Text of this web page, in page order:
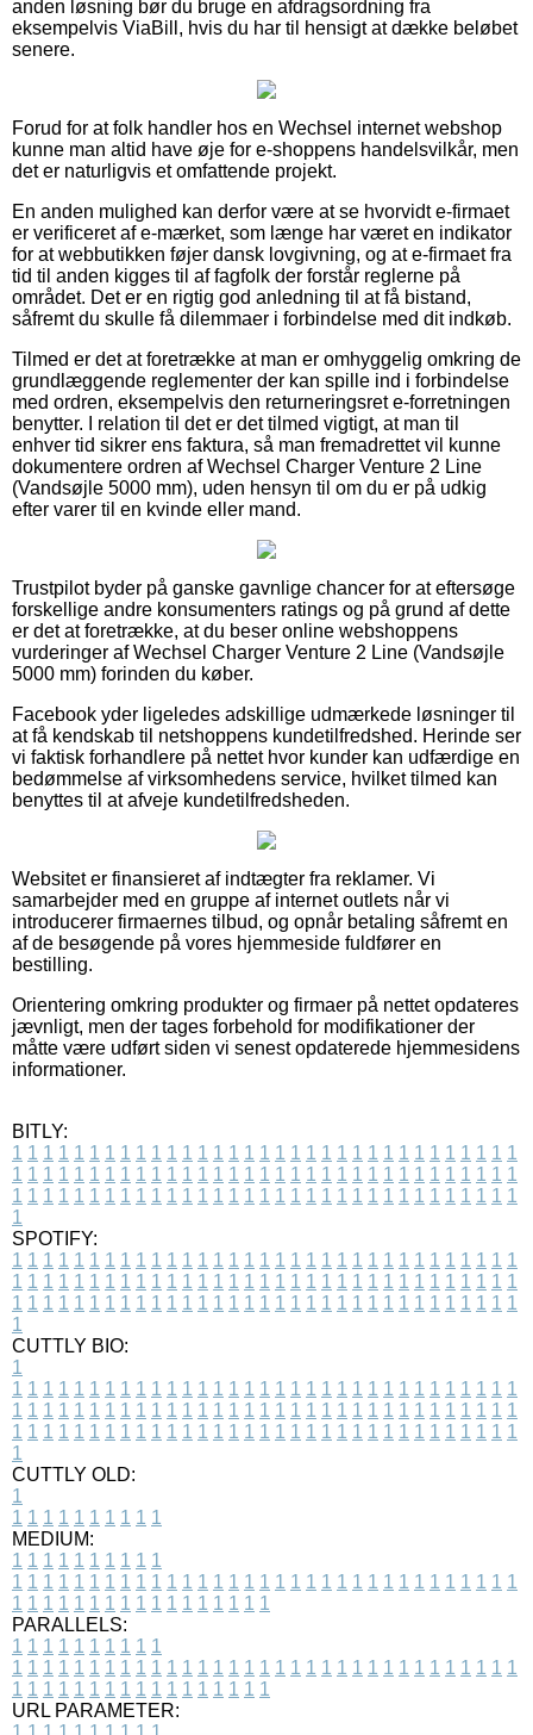
anden løsning bør du bruge en afdragsordning fra
eksempelvis ViaBill, hvis du har til hensigt at dække beløbet
senere.
Forud for at folk handler hos en Wechsel internet webshop
kunne man altid have øje for e-shoppens handelsvilkår, men
det er naturligvis et omfattende projekt.
En anden mulighed kan derfor være at se hvorvidt e-firmaet
er verificeret af e-mærket, som længe har været en indikator
for at webbutikken føjer dansk lovgivning, og at e-firmaet fra
tid til anden kigges til af fagfolk der forstår reglerne på
området. Det er en rigtig god anledning til at få bistand,
såfremt du skulle få dilemmaer i forbindelse med dit indkøb.
Tilmed er det at foretrække at man er omhyggelig omkring de
grundlæggende reglementer der kan spille ind i forbindelse
med ordren, eksempelvis den returneringsret e-forretningen
benytter. I relation til det er det tilmed vigtigt, at man til
enhver tid sikrer ens faktura, så man fremadrettet vil kunne
dokumentere ordren af Wechsel Charger Venture 2 Line
(Vandsøjle 5000 mm), uden hensyn til om du er på udkig
efter varer til en kvinde eller mand.
Trustpilot byder på ganske gavnlige chancer for at eftersøge
forskellige andre konsumenters ratings og på grund af dette
er det at foretrække, at du beser online webshoppens
vurderinger af Wechsel Charger Venture 2 Line (Vandsøjle
5000 mm) forinden du køber.
Facebook yder ligeledes adskillige udmærkede løsninger til
at få kendskab til netshoppens kundetilfredshed. Herinde ser
vi faktisk forhandlere på nettet hvor kunder kan udfærdige en
bedømmelse af virksomhedens service, hvilket tilmed kan
benyttes til at afveje kundetilfredsheden.
Websitet er finansieret af indtægter fra reklamer. Vi
samarbejder med en gruppe af internet outlets når vi
introducerer firmaernes tilbud, og opnår betaling såfremt en
af de besøgende på vores hjemmeside fuldfører en
bestilling.
Orientering omkring produkter og firmaer på nettet opdateres
jævnligt, men der tages forbehold for modifikationer der
måtte være udført siden vi senest opdaterede hjemmesidens
informationer.
BITLY:
1 1 1 1 1 1 1 1 1 1 1 1 1 1 1 1 1 1 1 1 1 1 1 1 1 1 1 1 1 1 1 1 1
1 1 1 1 1 1 1 1 1 1 1 1 1 1 1 1 1 1 1 1 1 1 1 1 1 1 1 1 1 1 1 1 1
1 1 1 1 1 1 1 1 1 1 1 1 1 1 1 1 1 1 1 1 1 1 1 1 1 1 1 1 1 1 1 1 1
1
SPOTIFY:
1 1 1 1 1 1 1 1 1 1 1 1 1 1 1 1 1 1 1 1 1 1 1 1 1 1 1 1 1 1 1 1 1
1 1 1 1 1 1 1 1 1 1 1 1 1 1 1 1 1 1 1 1 1 1 1 1 1 1 1 1 1 1 1 1 1
1 1 1 1 1 1 1 1 1 1 1 1 1 1 1 1 1 1 1 1 1 1 1 1 1 1 1 1 1 1 1 1 1
1
CUTTLY BIO:
1
1 1 1 1 1 1 1 1 1 1 1 1 1 1 1 1 1 1 1 1 1 1 1 1 1 1 1 1 1 1 1 1 1
1 1 1 1 1 1 1 1 1 1 1 1 1 1 1 1 1 1 1 1 1 1 1 1 1 1 1 1 1 1 1 1 1
1 1 1 1 1 1 1 1 1 1 1 1 1 1 1 1 1 1 1 1 1 1 1 1 1 1 1 1 1 1 1 1 1
1
CUTTLY OLD:
1
1 1 1 1 1 1 1 1 1 1
MEDIUM:
1 1 1 1 1 1 1 1 1 1
1 1 1 1 1 1 1 1 1 1 1 1 1 1 1 1 1 1 1 1 1 1 1 1 1 1 1 1 1 1 1 1 1
1 1 1 1 1 1 1 1 1 1 1 1 1 1 1 1 1
PARALLELS:
1 1 1 1 1 1 1 1 1 1
1 1 1 1 1 1 1 1 1 1 1 1 1 1 1 1 1 1 1 1 1 1 1 1 1 1 1 1 1 1 1 1 1
1 1 1 1 1 1 1 1 1 1 1 1 1 1 1 1 1
URL PARAMETER: